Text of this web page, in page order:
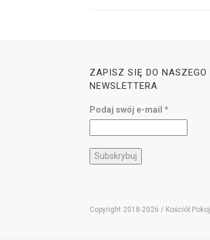
ZAPISZ SIĘ DO NASZEGO
NEWSLETTERA
Podaj swój e-mail *
Copyright 2018-2026 / Kościół